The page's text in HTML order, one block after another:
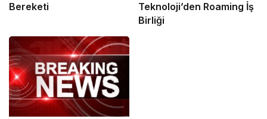
Bereketi
Teknoloji’den Roaming İş
Birliği